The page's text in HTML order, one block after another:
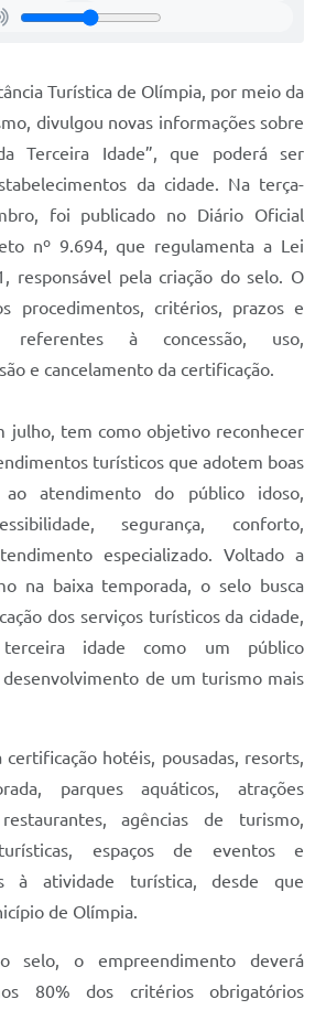
Turística de Olímpia, por meio da
divulgou novas informações sobre
Terceira Idade”, que poderá ser
da cidade. Na terça-
foi publicado no Diário Oficial
nº 9.694, que regulamenta a Lei
responsável pela criação do selo. O
procedimentos, critérios, prazos e
referentes à concessão, uso,
e cancelamento da certificação.
julho, tem como objetivo reconhecer
turísticos que adotem boas
ao atendimento do público idoso,
segurança, conforto,
especializado. Voltado a
na baixa temporada, o selo busca
dos serviços turísticos da cidade,
terceira idade como um público
de um turismo mais
certificação hotéis, pousadas, resorts,
parques aquáticos, atrações
agências de turismo,
turísticas, espaços de eventos e
à atividade turística, desde que
de Olímpia.
selo, o empreendimento deverá
80% dos critérios obrigatórios